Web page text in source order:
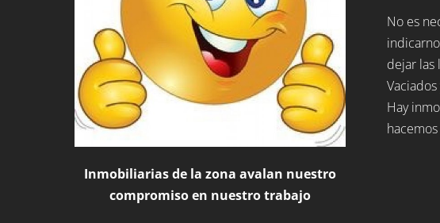
Inmobiliarias de la zona avalan nuestro
compromiso en nuestro trabajo
No es
dejar las
Hay